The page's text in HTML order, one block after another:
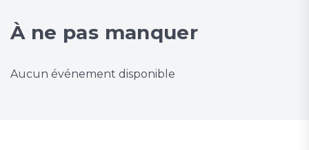
À ne pas manquer
Aucun événement disponible